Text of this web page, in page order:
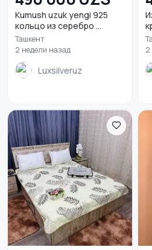
Kumush uzuk yengi 925
кольцо из серебро ...
Ташкент
2 недели назад
Luxsilveruz
2